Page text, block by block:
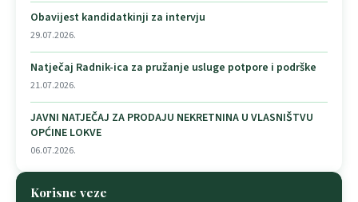
Obavijest kandidatkinji za intervju
29.07.2026.
Natječaj Radnik-ica za pružanje usluge potpore i podrške
21.07.2026.
JAVNI NATJEČAJ ZA PRODAJU NEKRETNINA U VLASNIŠTVU
OPĆINE LOKVE
06.07.2026.
Korisne veze